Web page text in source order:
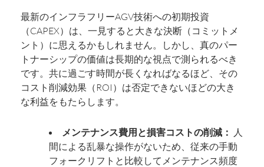
最新のインフラフリーAGV技術への初期投資
（CAPEX）は、一見すると大きな決断（コミットメ
ント）に思えるかもしれません。しかし、真のパー
トナーシップの価値は長期的な視点で測られるべき
です。共に過ごす時間が長くなればなるほど、その
コスト削減効果（ROI）は否定できないほどの大き
な利益をもたらします。
メンテナンス費用と損害コストの削減： 人
間による乱暴な操作がないため、従来の手動
フォークリフトと比較してメンテナンス頻度